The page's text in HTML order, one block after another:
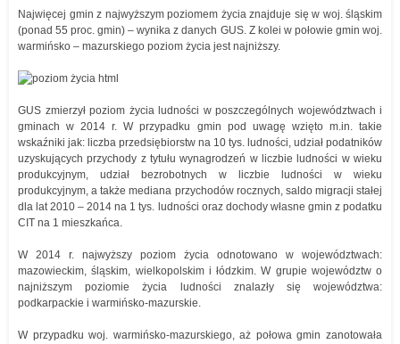
Najwięcej gmin z najwyższym poziomem życia znajduje się w woj. śląskim
(ponad 55 proc. gmin) – wynika z danych GUS. Z kolei w połowie gmin woj.
warmińsko – mazurskiego poziom życia jest najniższy.
GUS zmierzył poziom życia ludności w poszczególnych województwach i
gminach w 2014 r. W przypadku gmin pod uwagę wzięto m.in. takie
wskaźniki jak: liczba przedsiębiorstw na 10 tys. ludności, udział podatników
uzyskujących przychody z tytułu wynagrodzeń w liczbie ludności w wieku
produkcyjnym, udział bezrobotnych w liczbie ludności w wieku
produkcyjnym, a także mediana przychodów rocznych, saldo migracji stałej
dla lat 2010 – 2014 na 1 tys. ludności oraz dochody własne gmin z podatku
CIT na 1 mieszkańca.
W 2014 r. najwyższy poziom życia odnotowano w województwach:
mazowieckim, śląskim, wielkopolskim i łódzkim. W grupie województw o
najniższym poziomie życia ludności znalazły się województwa:
podkarpackie i warmińsko-mazurskie.
W przypadku woj. warmińsko-mazurskiego, aż połowa gmin zanotowała